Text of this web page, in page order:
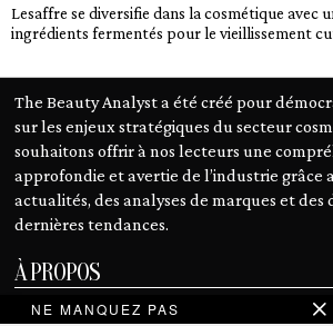
Lesaffre se diversifie dans la cosmétique avec
ingrédients fermentés pour le vieillissement
The Beauty Analyst a été créé pour
sur les enjeux stratégiques du secteur
souhaitons offrir à nos lecteurs une
approfondie et avertie de l’industrie grâce
actualités, des analyses de marques et des
dernières tendances.
À PROPOS
Notre mission
NE MANQUEZ PAS